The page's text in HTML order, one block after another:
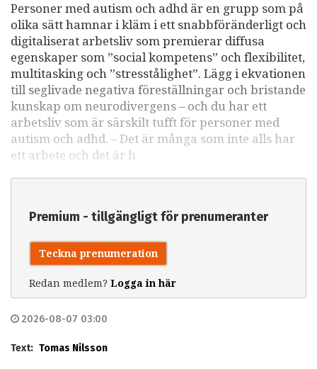
Personer med autism och adhd är en grupp som på
olika sätt hamnar i kläm i ett snabbföränderligt och
digitaliserat arbetsliv som premierar diffusa
egenskaper som ”social kompetens” och flexibilitet,
multitasking och ”stresstålighet”. Lägg i ekvationen
till seglivade negativa föreställningar och bristande
kunskap om neurodivergens – och du har ett
arbetsliv som är särskilt tufft för personer med
autism och adhd. – Det är många som inte alls har
ett arbete och det är h
Premium - tillgängligt för prenumeranter
Teckna prenumeration
Redan medlem? Logga in här
2026-08-07 03:00
Text: Tomas Nilsson